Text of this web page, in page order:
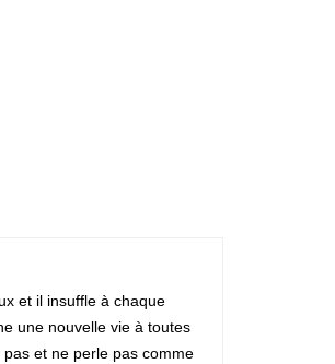
et il insuffle à chaque
une nouvelle vie à toutes
et ne perle pas comme